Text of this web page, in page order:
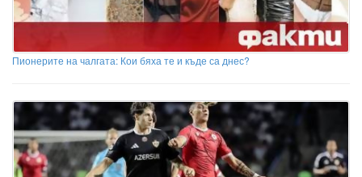
Пионерите на чалгата: Кои бяха те и къде са днес?